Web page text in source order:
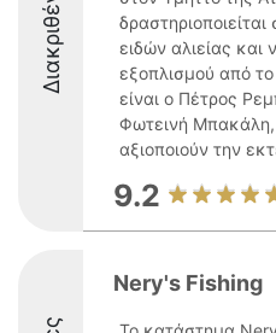
ειδών αλιείας και
εξοπλισμού από
είναι ο Πέτρος
Φωτεινή Μπακάλη,
αξιοποιούν την
9.2
Nery's Fishing